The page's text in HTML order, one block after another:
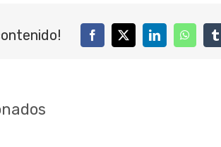
FacebookTwitterLinkedIn